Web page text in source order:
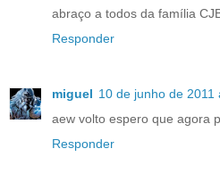
abraço a todos da família
Responder
miguel 10 de junho de 2011
aew volto espero que agora
Responder